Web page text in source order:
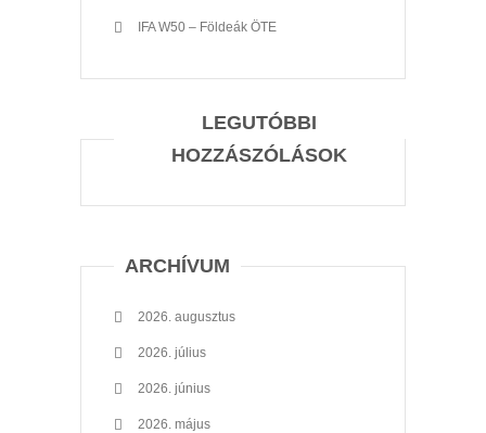
IFA W50 – Földeák ÖTE
LEGUTÓBBI
HOZZÁSZÓLÁSOK
ARCHÍVUM
2026. augusztus
2026. július
2026. június
2026. május